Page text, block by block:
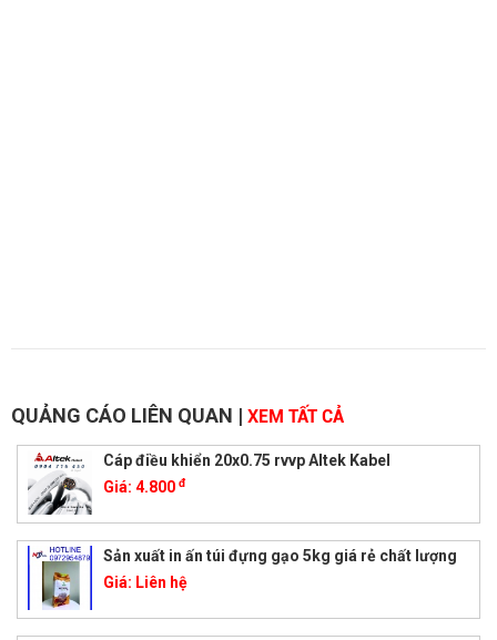
QUẢNG CÁO LIÊN QUAN | XEM TẤT CẢ
Cáp điều khiển 20x0.75 rvvp Altek Kabel
Giá: 4.800 đ
Sản xuất in ấn túi đựng gạo 5kg giá rẻ chất lượng
Giá: Liên hệ